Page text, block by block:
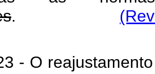
.
- O reajustamento